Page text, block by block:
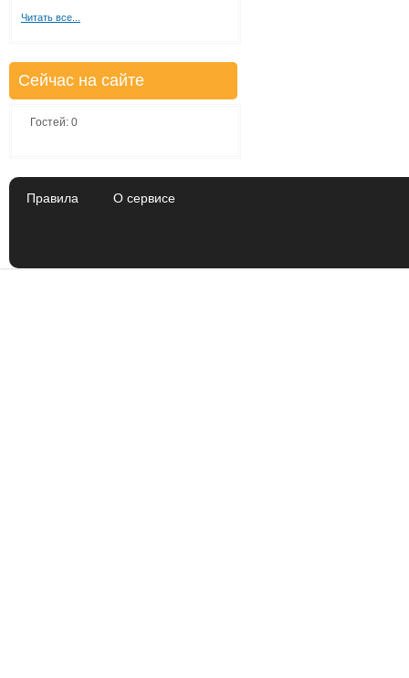
Читать все...
Сейчас на сайте
Гостей: 0
Правила О сервисе